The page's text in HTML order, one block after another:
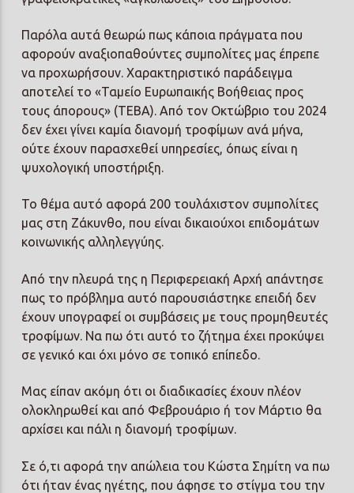
Παρόλα αυτά θεωρώ πως κάποια πράγματα που
αφορούν αναξιοπαθούντες συμπολίτες μας έπρεπε
να προχωρήσουν. Χαρακτηριστικό παράδειγμα
αποτελεί το «Ταμείο Ευρωπαικής Βοήθειας προς
τους άπορους» (ΤΕΒΑ). Από τον Οκτώβριο του 2024
δεν έχει γίνει καμία διανομή τροφίμων ανά μήνα,
ούτε έχουν παρασχεθεί υπηρεσίες, όπως είναι η
ψυχολογική υποστήριξη.
Το θέμα αυτό αφορά 200 τουλάχιστον συμπολίτες
μας στη Ζάκυνθο, που είναι δικαιούχοι επιδομάτων
κοινωνικής αλληλεγγύης.
Από την πλευρά της η Περιφερειακή Αρχή απάντησε
πως το πρόβλημα αυτό παρουσιάστηκε επειδή δεν
έχουν υπογραφεί οι συμβάσεις με τους προμηθευτές
τροφίμων. Να πω ότι αυτό το ζήτημα έχει προκύψει
σε γενικό και όχι μόνο σε τοπικό επίπεδο.
Μας είπαν ακόμη ότι οι διαδικασίες έχουν πλέον
ολοκληρωθεί και από Φεβρουάριο ή τον Μάρτιο θα
αρχίσει και πάλι η διανομή τροφίμων.
Σε ό,τι αφορά την απώλεια του Κώστα Σημίτη να πω
ότι ήταν ένας ηγέτης, που άφησε το στίγμα του την